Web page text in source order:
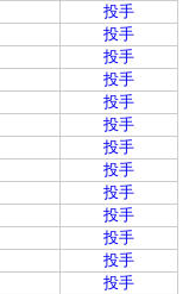
投手
投手
投手
投手
投手
投手
投手
投手
投手
投手
投手
投手
投手